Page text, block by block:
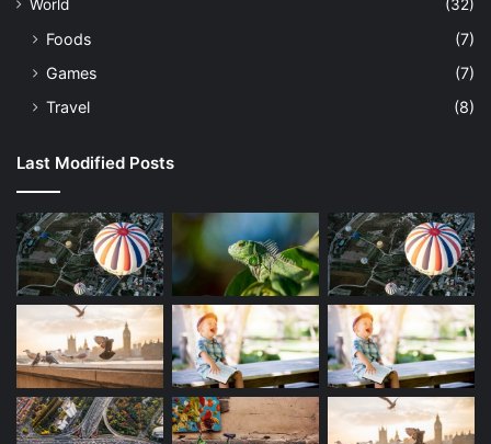
World
(32)
Foods
(7)
Games
(7)
Travel
(8)
Last Modified Posts